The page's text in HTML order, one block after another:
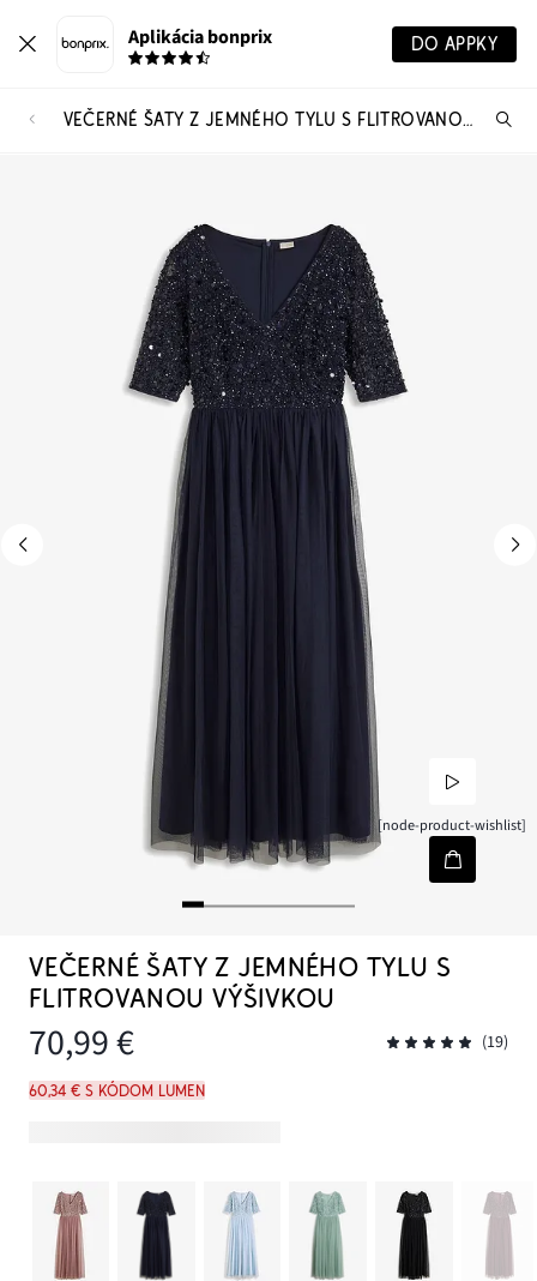
Aplikácia bonprix DO APPKY
VEČERNÉ ŠATY Z JEMNÉHO TYLU S FLITROVANOU VÝŠIVKOU
[node-product-wishlist]
VEČERNÉ ŠATY Z JEMNÉHO TYLU S
FLITROVANOU VÝŠIVKOU
70,99 € (19)
60,34 € s kódom LUMEN